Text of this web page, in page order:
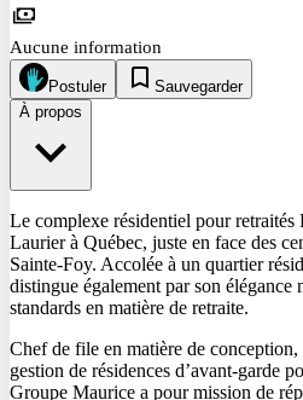
Aucune information
Postuler
Sauvegarder
À propos
Le complexe résidentiel pour retraités
Laurier à Québec, juste en face des
Sainte-Foy. Accolée à un quartier
distingue également par son
standards en matière de retraite.
Chef de file en matière de
gestion de résidences d’avant-garde
Groupe Maurice a pour mission de